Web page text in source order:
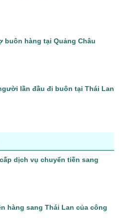
buôn hàng tại Quảng Châu
lần đầu đi buôn tại Thái Lan
dịch vụ chuyển tiền sang
hàng sang Thái Lan của công